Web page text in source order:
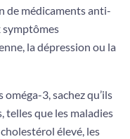
de médicaments anti-
la dépression ou la
3, sachez qu’ils
telles que les maladies
cholestérol élevé, les